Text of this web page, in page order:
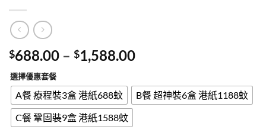
$688.00 – $1,588.00Price
$688.00
through
選擇優惠套餐
A餐 療程裝3盒 港紙688蚊
B餐 超神裝6盒 港紙1188蚊
C餐 鞏固裝9盒 港紙1588蚊